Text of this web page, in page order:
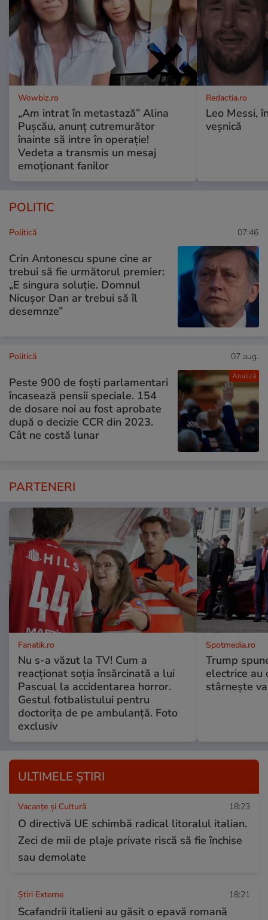
Wowbiz.ro
„Am intrat în metastază” Alina
Pușcău, anunț cutremurător
înainte să intre în operație!
Vedeta a transmis un mesaj
emoționant fanilor
Redactia.ro
Leo Messi,
veșnică
POLITIC
Politică 07:46
Crin Antonescu spune cine ar
trebui să fie următorul premier:
„E singura soluție. Domnul
Nicușor Dan ar trebui să îl
desemnze”
Analiză
Politică 07 aug.
Peste 900 de foști parlamentari
încasează pensii speciale. 154
de dosare noi au fost aprobate
după o decizie CCR din 2023.
Cât ne costă lunar
PARTENERI
Fanatik.ro
Nu s-a văzut la TV! Cum a
reacţionat soţia însărcinată a lui
Pascual la accidentarea horror.
Gestul fotbalistului pentru
doctoriţa de pe ambulanţă. Foto
exclusiv
Spotmedia.ro
Trump
electrice au
stârnește
ULTIMELE ȘTIRI
Vacanțe și Cultură 18:23
O directivă UE schimbă radical litoralul italian.
Zeci de mii de plaje private riscă să fie închise
sau demolate
Știri Externe 18:21
Scafandrii italieni au găsit o epavă romană